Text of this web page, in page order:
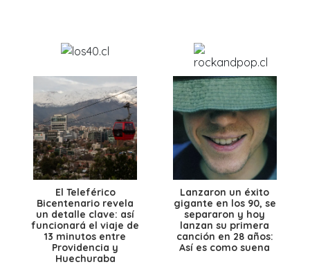
El Teleférico
Bicentenario revela
un detalle clave: así
funcionará el viaje de
13 minutos entre
Providencia y
Huechuraba
Lanzaron un éxito
gigante en los 90, se
separaron y hoy
lanzan su primera
canción en 28 años:
Así es como suena